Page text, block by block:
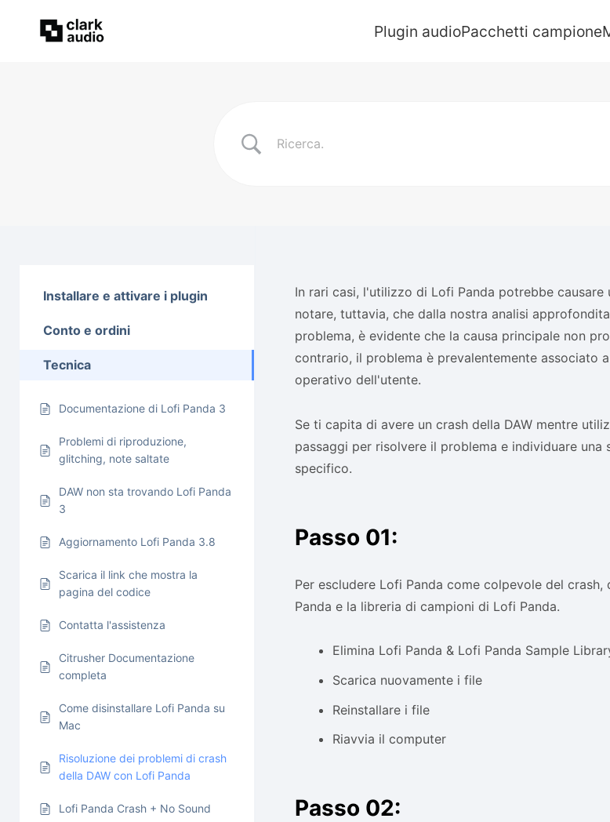
Plugin audioPacchetti campione
Installare e attivare i plugin
Conto e ordini
Tecnica
Documentazione di Lofi Panda 3
Problemi di riproduzione,
glitching, note saltate
DAW non sta trovando Lofi Panda
3
Aggiornamento Lofi Panda 3.8
Scarica il link che mostra la
pagina del codice
Contatta l'assistenza
Citrusher Documentazione
completa
Come disinstallare Lofi Panda su
Mac
Risoluzione dei problemi di crash
della DAW con Lofi Panda
Lofi Panda Crash + No Sound
In rari casi, l'utilizzo di Lofi Panda potrebbe causare
notare, tuttavia, che dalla nostra analisi
problema, è evidente che la causa principale non
contrario, il problema è prevalentemente associato
operativo dell'utente.
Se ti capita di avere un crash della DAW mentre
passaggi per risolvere il problema e individuare una
specifico.
Passo 01:
Per escludere Lofi Panda come colpevole del
Panda e la libreria di campioni di Lofi Panda.
Elimina Lofi Panda & Lofi Panda Sample
Scarica nuovamente i file
Reinstallare i file
Riavvia il computer
Passo 02: